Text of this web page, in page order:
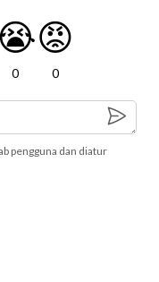
0
😡
0
pengguna dan diatur